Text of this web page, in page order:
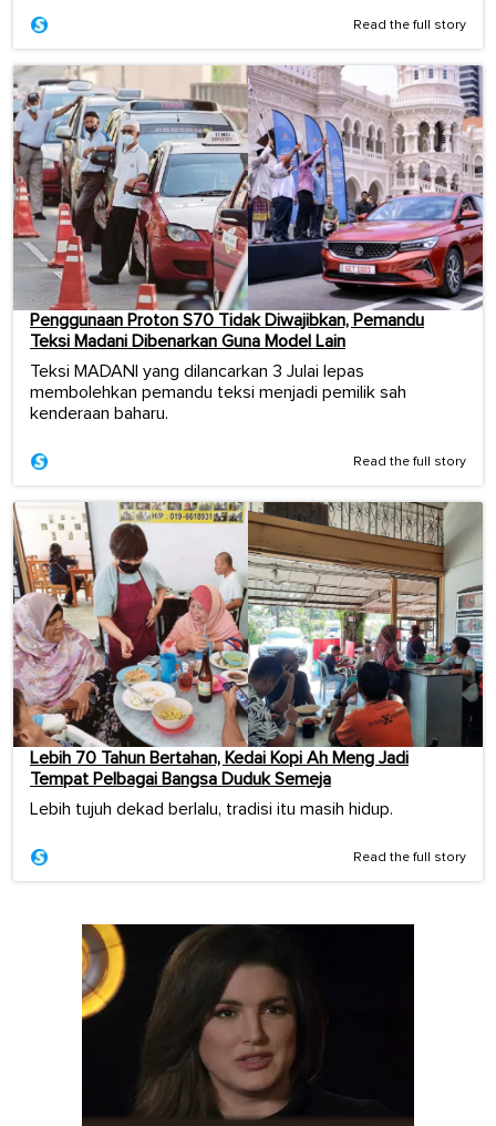
Read the full story
Penggunaan Proton S70 Tidak Diwajibkan, Pemandu
Teksi Madani Dibenarkan Guna Model Lain
Teksi MADANI yang dilancarkan 3 Julai lepas
membolehkan pemandu teksi menjadi pemilik sah
kenderaan baharu.
Read the full story
Lebih 70 Tahun Bertahan, Kedai Kopi Ah Meng Jadi
Tempat Pelbagai Bangsa Duduk Semeja
Lebih tujuh dekad berlalu, tradisi itu masih hidup.
Read the full story